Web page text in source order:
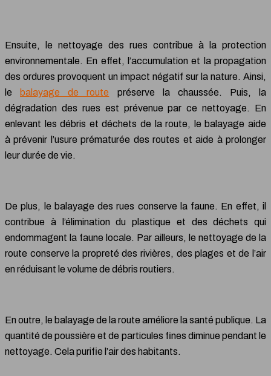
Ensuite, le nettoyage des rues contribue à la protection
environnementale. En effet, l’accumulation et la propagation
des ordures provoquent un impact négatif sur la nature. Ainsi,
le
balayage de route préserve la chaussée. Puis, la
dégradation des rues est prévenue par ce nettoyage. En
enlevant les débris et déchets de la route, le balayage aide
à prévenir l’usure prématurée des routes et aide à prolonger
leur durée de vie.
De plus, le balayage des rues conserve la faune. En effet, il
contribue à l’élimination du plastique et des déchets qui
endommagent la faune locale. Par ailleurs, le nettoyage de la
route conserve la propreté des rivières, des plages et de l’air
en réduisant le volume de débris routiers.
En outre, le balayage de la route améliore la santé publique. La
quantité de poussière et de particules fines diminue pendant le
nettoyage. Cela purifie l’air des habitants.